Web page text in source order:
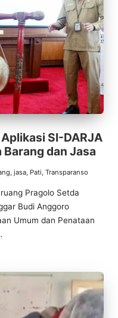
SI-DARJA
dan Jasa
, jasa, Pati, Transparanso
Pragolo Setda
Budi Anggoro
Umum dan Penataan